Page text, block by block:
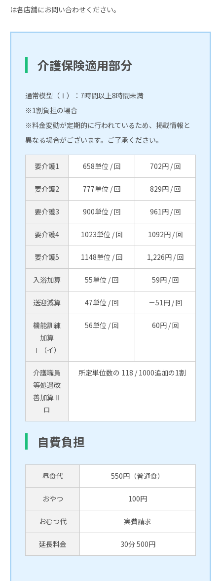
は各店舗にお問い合わせください。
介護保険適用部分
通常模型（Ⅰ）：7時間以上8時間未満
※1割負担の場合
※料金変動が定期的に行われているため、掲載情報と
異なる場合がございます。ご了承ください。
要介護1 658単位 / 回 702円 / 回
要介護2 777単位 / 回 829円 / 回
要介護3 900単位 / 回 961円 / 回
要介護4 1023単位 / 回 1092円 / 回
要介護5 1148単位 / 回 1,226円 / 回
入浴加算 55単位 / 回 59円 / 回
送迎減算 47単位 / 回 －51円 / 回
機能訓練
加算
Ⅰ（イ）
56単位 / 回 60円 / 回
介護職員
等処遇改
善加算Ⅱ
ロ
所定単位数の 118 / 1000追加の1割
自費負担
昼食代 550円（普通食）
おやつ 100円
おむつ代 実費請求
延長料金 30分 500円